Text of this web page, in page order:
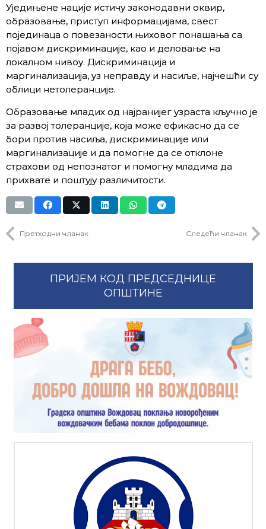
Уједињене нације истичу законодавни оквир,
образовање, приступ информацијама, свест
појединаца о повезаности њиховог понашања са
појавом дискриминације, као и деловање на
локалном нивоу. Дискриминација и
маргинализација, уз неправду и насиље, најчешћи су
облици нетолеранције.
Образовање младих од најранијег узраста кључно је
за развој толеранције, која може ефикасно да се
бори против насиља, дискриминације или
маргинализације и да помогне да се отклоне
страхови од непознатог и помогну младима да
прихвате и поштују различитости.
Претходни чланак Следећи чланак
ПРИЈЕМ КОД ПРЕДСЕДНИЦЕ
ОПШТИНЕ